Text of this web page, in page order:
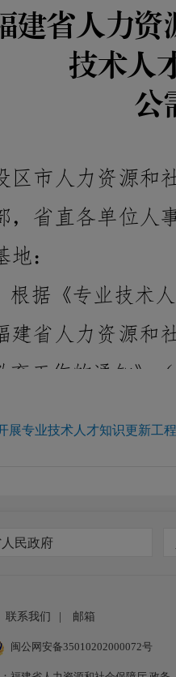
展专业技术人才知识更新工
民政府
联系我们 邮箱
闽公网安备35010202000072号